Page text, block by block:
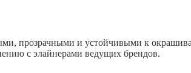
прозрачными и устойчивыми к
с элайнерами ведущих брендов.